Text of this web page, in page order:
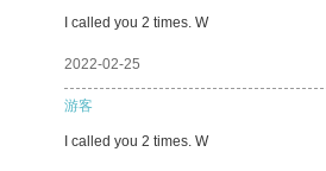
I called you 2 times. W
2022-02-25
游客
I called you 2 times. W